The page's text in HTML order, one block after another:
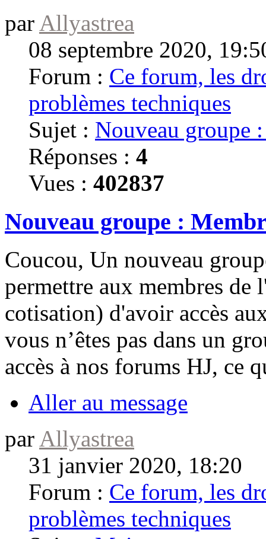
par Allyastrea
08 septembre 2020,
Forum : Ce forum, les
problèmes techniques
Sujet : Nouveau groupe
Réponses : 4
Vues : 402837
Nouveau groupe :
Coucou, Un nouveau
permettre aux membres de
cotisation) d'avoir accès
vous n’êtes pas dans un
accès à nos forums HJ, ce
Aller au message
par Allyastrea
31 janvier 2020, 18:20
Forum : Ce forum, les
problèmes techniques